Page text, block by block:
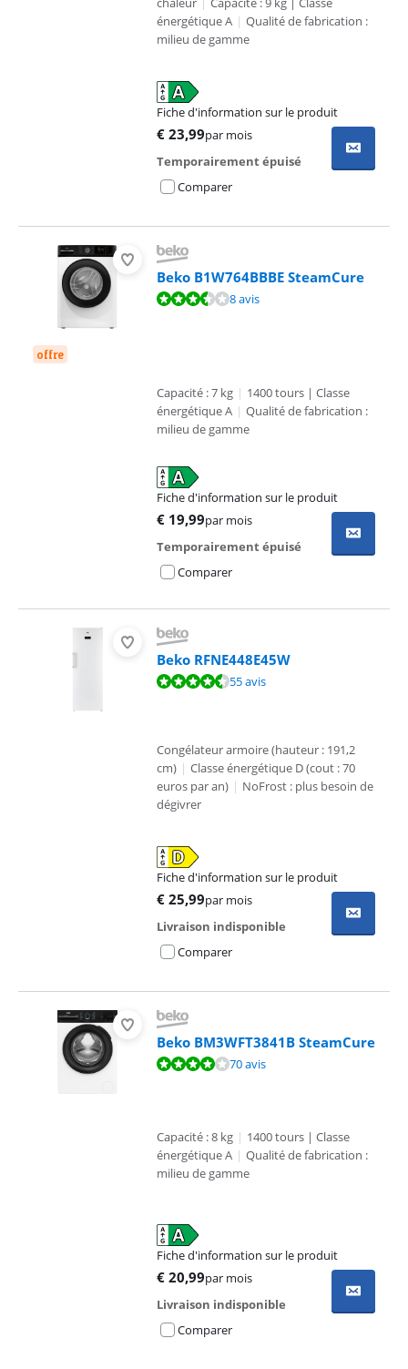
énergétique A | Qualité de fabrication :
milieu de gamme
Fiche d'information sur le produit
s'ouvre dans un nouvel onglet
€ 23,99par mois
Temporairement épuisé
Comparer
offre
Beko B1W764BBBE SteamCure
La note est de 7,3 sur 10, basée sur 8 avis.8 avis
Capacité : 7 kg | 1400 tours | Classe
énergétique A | Qualité de fabrication :
milieu de gamme
Fiche d'information sur le produit
s'ouvre dans un nouvel onglet
€ 19,99par mois
Temporairement épuisé
Comparer
Beko RFNE448E45W
La note est de 9,2 sur 10, basée sur 55 avis.55 avis
Congélateur armoire (hauteur : 191,2
cm) | Classe énergétique D (cout : 70
euros par an) | NoFrost : plus besoin de
dégivrer
Fiche d'information sur le produit
s'ouvre dans un nouvel onglet
€ 25,99par mois
Livraison indisponible
Comparer
Beko BM3WFT3841B SteamCure
La note est de 8,4 sur 10, basée sur 70 avis.70 avis
Capacité : 8 kg | 1400 tours | Classe
énergétique A | Qualité de fabrication :
milieu de gamme
Fiche d'information sur le produit
s'ouvre dans un nouvel onglet
€ 20,99par mois
Livraison indisponible
Comparer